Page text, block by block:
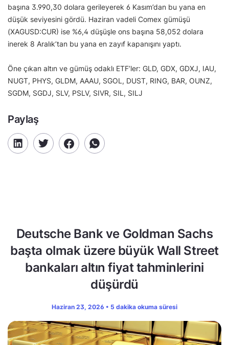
başına 3.990,30 dolara gerileyerek 6 Kasım’dan bu yana en
düşük seviyesini gördü. Haziran vadeli Comex gümüşü
(XAGUSD:CUR) ise %6,4 düşüşle ons başına 58,052 dolara
inerek 8 Aralık’tan bu yana en zayıf kapanışını yaptı.
Öne çıkan altın ve gümüş odaklı ETF’ler: GLD, GDX, GDXJ, IAU,
NUGT, PHYS, GLDM, AAAU, SGOL, DUST, RING, BAR, OUNZ,
SGDM, SGDJ, SLV, PSLV, SIVR, SIL, SILJ
Paylaş
Deutsche Bank ve Goldman Sachs
başta olmak üzere büyük Wall Street
bankaları altın fiyat tahminlerini
düşürdü
Haziran 23, 2026 • 5 dakika okuma süresi